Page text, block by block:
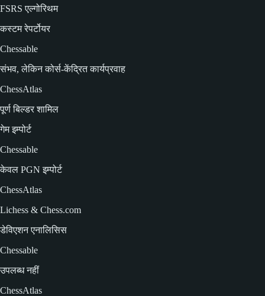
FSRS एल्गोरिथम
कस्टम रेपर्टोयर
Chessable
संभव, लेकिन कोर्स-केंद्रित कार्यप्रवाह
ChessAtlas
पूर्ण बिल्डर शामिल
गेम इम्पोर्ट
Chessable
केवल PGN इम्पोर्ट
ChessAtlas
Lichess & Chess.com
डेविएशन एनालिसिस
Chessable
उपलब्ध नहीं
ChessAtlas